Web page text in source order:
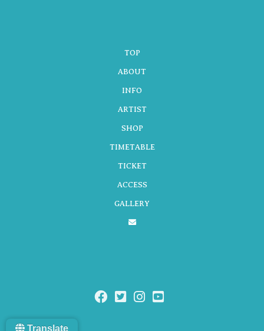
TOP
ABOUT
INFO
ARTIST
SHOP
TIMETABLE
TICKET
ACCESS
GALLERY
Translate